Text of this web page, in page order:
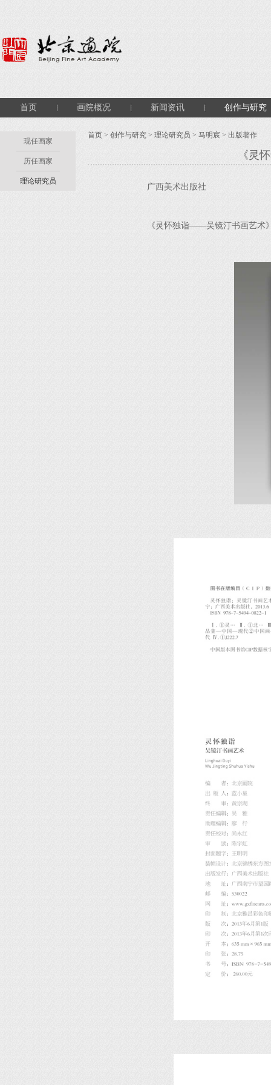
首页 画院概况 新闻资讯 创作与研究
现任画家
历任画家
理论研究员
首页 > 创作与研究 > 理论研究员 > 马明宸 > 出版著作
《灵
广西美术出版社 出
《灵怀独诣——吴镜汀书画艺术